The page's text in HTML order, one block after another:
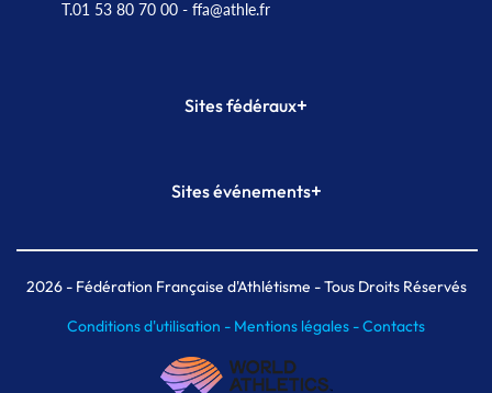
T.01 53 80 70 00- ffa@athle.fr
Sites fédéraux+
Plateforme Formation
Sites événements+
Meeting de Paris indoor
MAIF Ekiden de Paris
2026- Fédération Française d'Athlétisme - Tous Droits Réservés
Conditions d'utilisation - Mentions légales -Contacts